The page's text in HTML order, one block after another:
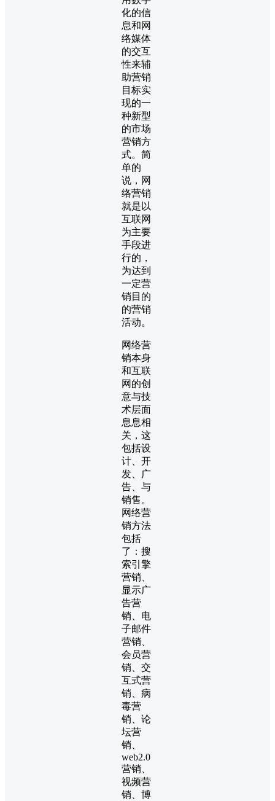
化的信
息和网
络媒体
的交互
性来辅
助营销
目标实
现的一
种新型
的市场
营销方
式。简
单的
说，网
络营销
就是以
互联网
为主要
手段进
行的，
为达到
一定营
销目的
的营销
活动。
网络营
销本身
和互联
网的创
意与技
术层面
息息相
关，这
包括设
计、开
发、广
告、与
销售。
网络营
销方法
包括
了：搜
索引擎
营销、
显示广
告营
销、电
子邮件
营销、
会员营
销、交
互式营
销、病
毒营
销、论
坛营
销、
web2.0
营销、
视频营
销、博